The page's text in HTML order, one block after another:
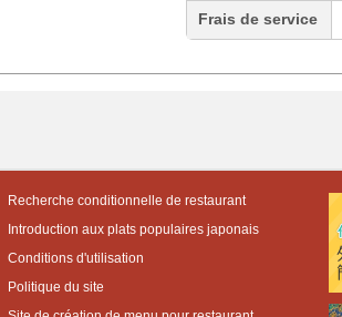
Frais de service
Recherche conditionnelle de restaurant
Introduction aux plats populaires japonais
Conditions d'utilisation
Politique du site